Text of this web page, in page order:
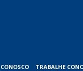
TRABALHE